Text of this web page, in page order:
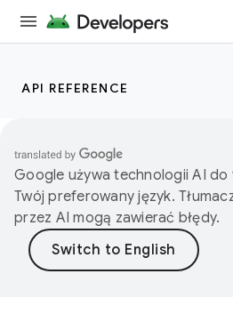
API REFERENCE
Google używa technologii AI do
Twój preferowany język.
przez AI mogą zawierać błędy.